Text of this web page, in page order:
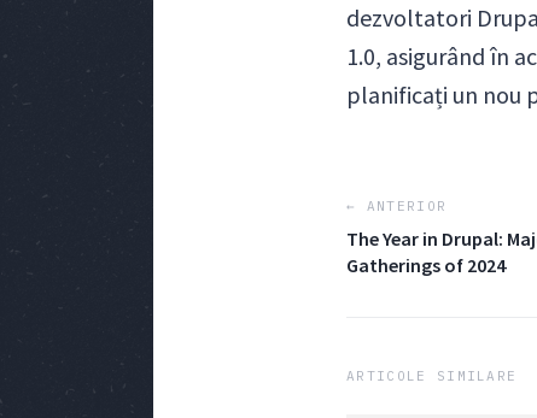
dezvoltatori
1.0, asigurând în
planificați un nou
← ANTERIOR
The Year in Drupal:
Gatherings of 2024
ARTICOLE SIMILARE